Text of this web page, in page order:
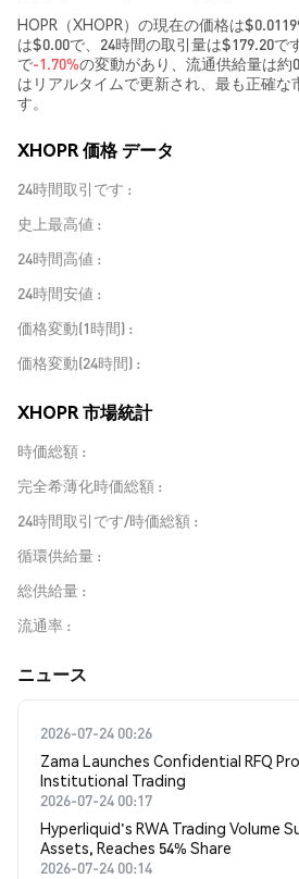
HOPR（XHOPR）の現在の価格は
は$0.00で、24時間の取引量は$179.20で
で-1.70%の変動があり、流通供給量は約
はリアルタイムで更新され、最も正確な
す。
XHOPR 価格 データ
24時間取引です
史上最高値
24時間高値
24時間安値
価格変動(1時間)
価格変動(24時間)
XHOPR 市場統計
時価総額
完全希薄化時価総額
24時間取引です/時価総額
循環供給量
総供給量
流通率
​​ニュース​​
2026-07-24 00:26
Zama Launches Confidential RFQ
Institutional Trading
2026-07-24 00:17
Hyperliquid's RWA Trading Volume
Assets, Reaches 54% Share
2026-07-24 00:14